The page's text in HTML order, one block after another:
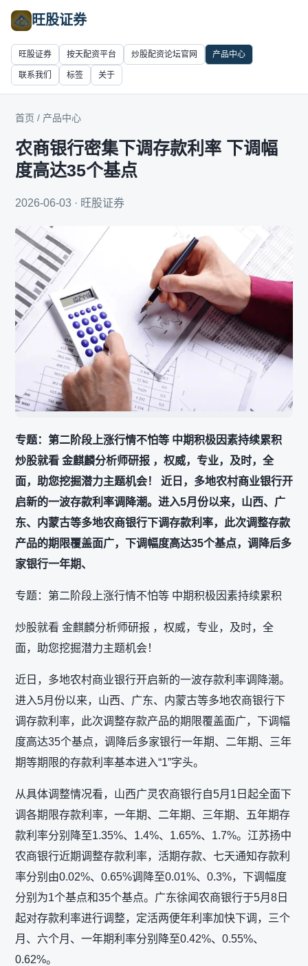
旺股证券
旺股证券 按天配资平台 炒股配资论坛官网 产品中心
联系我们 标签 关于
首页 / 产品中心
农商银行密集下调存款利率 下调幅
度高达35个基点
2026-06-03 · 旺股证券
专题：第二阶段上涨行情不怕等 中期积极因素持续累积
炒股就看 金麒麟分析师研报 ，权威，专业，及时，全
面，助您挖掘潜力主题机会！ 近日，多地农村商业银行开
启新的一波存款利率调降潮。进入5月份以来，山西、广
东、内蒙古等多地农商银行下调存款利率，此次调整存款
产品的期限覆盖面广，下调幅度高达35个基点，调降后多
家银行一年期、
专题：第二阶段上涨行情不怕等 中期积极因素持续累积
炒股就看 金麒麟分析师研报 ，权威，专业，及时，全
面，助您挖掘潜力主题机会！
近日，多地农村商业银行开启新的一波存款利率调降潮。
进入5月份以来，山西、广东、内蒙古等多地农商银行下
调存款利率，此次调整存款产品的期限覆盖面广，下调幅
度高达35个基点，调降后多家银行一年期、二年期、三年
期等期限的存款利率基本进入“1”字头。
从具体调整情况看，山西广灵农商银行自5月1日起全面下
调各期限存款利率，一年期、二年期、三年期、五年期存
款利率分别降至1.35%、1.4%、1.65%、1.7%。江苏扬中
农商银行近期调整存款利率，活期存款、七天通知存款利
率分别由0.02%、0.65%调降至0.01%、0.3%，下调幅度
分别为1个基点和35个基点。广东徐闻农商银行于5月8日
起对存款利率进行调整，定活两便年利率加快下调，三个
月、六个月、一年期利率分别降至0.42%、0.55%、
0.62%。